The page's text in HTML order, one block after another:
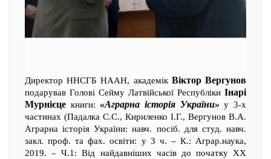
Директор ННСГБ НААН, академік Віктор Вергунов
подарував Голові Сейму Латвійської Республіки Інарі
Мурнієце книги:«Аграрна історія України» у 3-х
частинах (Падалка С.С., Кириленко І.Г., Вергунов В.А.
Аграрна історія України: навч. посіб. для студ. навч.
закл. проф. та фах. освіти: у 3 ч. – К.: Аграр.наука,
2019. – Ч.1: Від найдавніших часів до початку ХХ